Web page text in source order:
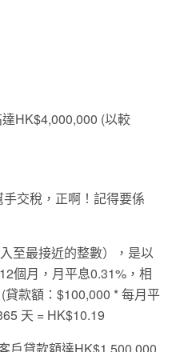
HK$4,000,000 (以較
交稅，正啊！記得要係
至最接近的整數），是以
個月，月平息0.31%，相
款額：$100,000 * 每月平
天 = HK$10.19
戶貸款額達HK$1,500,000